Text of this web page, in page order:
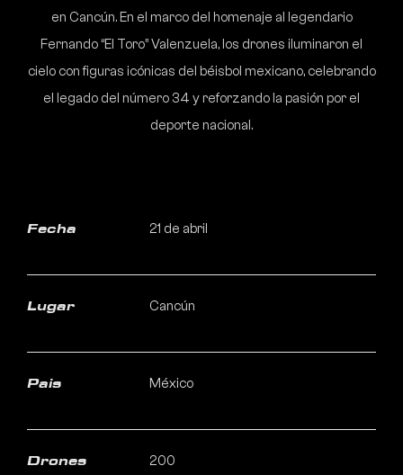
en Cancún. En el marco del homenaje al legendario
Fernando “El Toro” Valenzuela, los drones iluminaron el
cielo con figuras icónicas del béisbol mexicano, celebrando
el legado del número 34 y reforzando la pasión por el
deporte nacional.
Fecha 21 de abril
Lugar Cancún
Pais México
Drones 200